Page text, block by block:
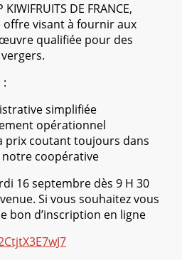
DE FRANCE,
offre visant à fournir aux
qualifiée pour des
simplifiée
opérationnel
prix coutant toujours dans
notre coopérative
16 septembre dès 9 H 30
Si vous souhaitez vous
bon d’inscription en ligne